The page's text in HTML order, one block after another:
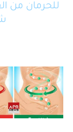
للحرمان من